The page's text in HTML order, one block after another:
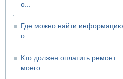
о...
Где можно найти информацию
о...
Кто должен оплатить ремонт
моего...